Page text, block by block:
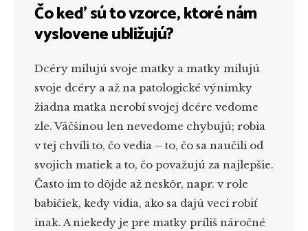
Čo keď sú to vzorce, ktoré nám
vyslovene ubližujú?
Dcéry milujú svoje matky a matky milujú
svoje dcéry a až na patologické výnimky
žiadna matka nerobí svojej dcére vedome
zle. Väčšinou len nevedome chybujú; robia
v tej chvíli to, čo vedia – to, čo sa naučili od
svojich matiek a to, čo považujú za najlepšie.
Často im to dôjde až neskôr, napr. v role
babičiek, kedy vidia, ako sa dajú veci robiť
inak. A niekedy je pre matky príliš náročné